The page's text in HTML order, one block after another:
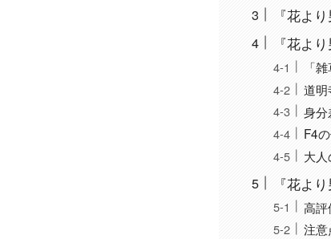
『花よ
『花よ
「
道
身
F4
大
『花よ
高評
注意